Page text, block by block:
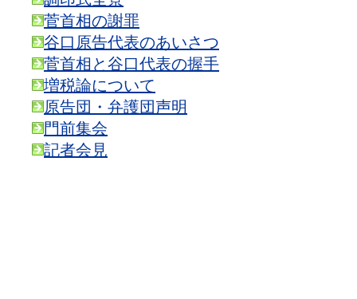
菅首相の謝罪
谷口原告代表のあいさつ
菅首相と谷口代表の握手
増税論について
原告団・弁護団声明
門前集会
記者会見